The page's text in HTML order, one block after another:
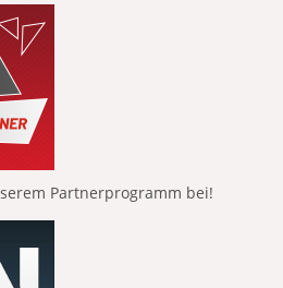
Partnerprogramm bei!